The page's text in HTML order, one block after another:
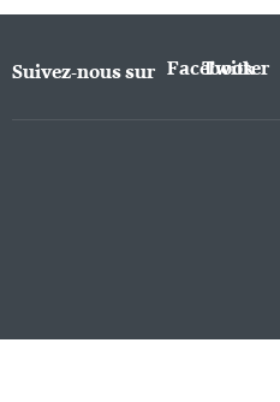
Suivez-nous sur Facebook
Twitter